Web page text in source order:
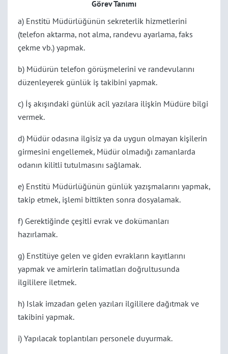
Görev Tanımı
a) Enstitü Müdürlüğünün sekreterlik hizmetlerini
(telefon aktarma, not alma, randevu ayarlama, faks
çekme vb.) yapmak.
b) Müdürün telefon görüşmelerini ve randevularını
düzenleyerek günlük iş takibini yapmak.
c) İş akışındaki günlük acil yazılara ilişkin Müdüre bilgi
vermek.
d) Müdür odasına ilgisiz ya da uygun olmayan kişilerin
girmesini engellemek, Müdür olmadığı zamanlarda
odanın kilitli tutulmasını sağlamak.
e) Enstitü Müdürlüğünün günlük yazışmalarını yapmak,
takip etmek, işlemi bittikten sonra dosyalamak.
f) Gerektiğinde çeşitli evrak ve dokümanları
hazırlamak.
g) Enstitüye gelen ve giden evrakların kayıtlarını
yapmak ve amirlerin talimatları doğrultusunda
ilgililere iletmek.
h) Islak imzadan gelen yazıları ilgililere dağıtmak ve
takibini yapmak.
i) Yapılacak toplantıları personele duyurmak.